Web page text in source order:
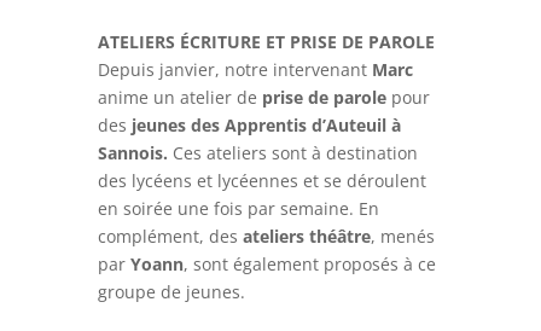
ATELIERS ÉCRITURE ET PRISE DE PAROLE
Depuis janvier, notre intervenant Marc
anime un atelier de prise de parolepour
des jeunes des Apprentis d’Auteuil à
Sannois. Ces ateliers sont à destination
des lycéens et lycéennes et se déroulent
en soirée une fois par semaine. En
complément, des ateliers théâtre, menés
par Yoann, sont également proposés à ce
groupe de jeunes.